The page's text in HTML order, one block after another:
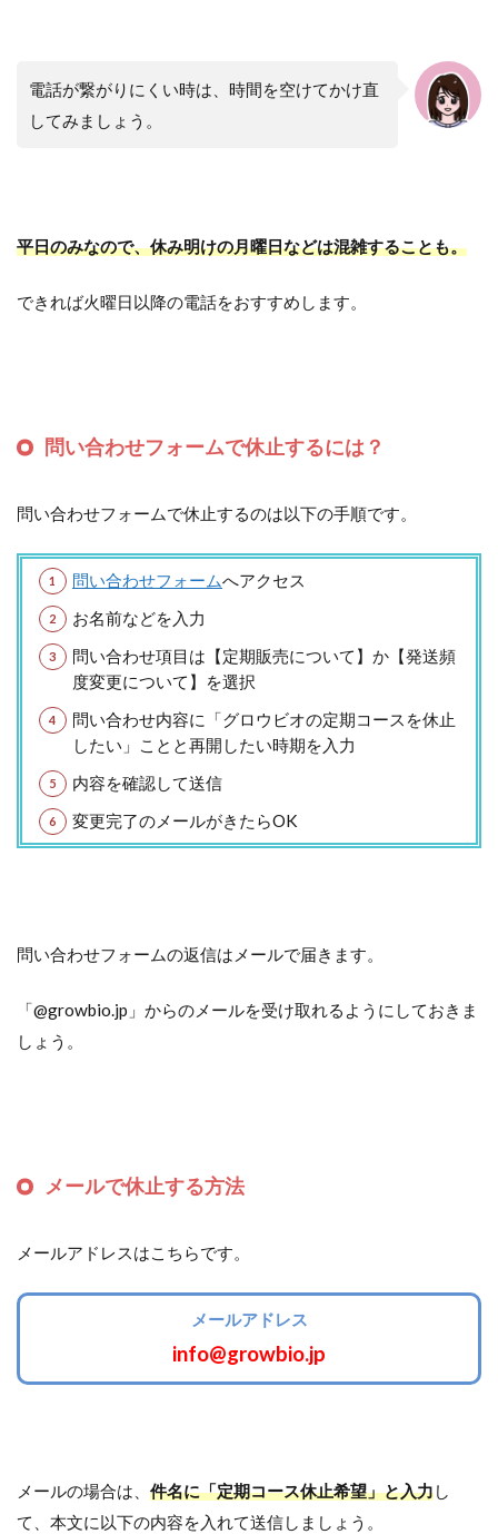
電話が繋がりにくい時は、時間を空けてかけ直
してみましょう。
平日のみなので、休み明けの月曜日などは混雑することも。
できれば火曜日以降の電話をおすすめします。
問い合わせフォームで休止するには？
問い合わせフォームで休止するのは以下の手順です。
問い合わせフォームへアクセス
お名前などを入力
問い合わせ項目は【定期販売について】か【発送頻
度変更について】を選択
問い合わせ内容に「グロウビオの定期コースを休止
したい」ことと再開したい時期を入力
内容を確認して送信
変更完了のメールがきたらOK
問い合わせフォームの返信はメールで届きます。
「@growbio.jp」からのメールを受け取れるようにしておきま
しょう。
メールで休止する方法
メールアドレスはこちらです。
メールアドレス
info@growbio.jp
メールの場合は、 件名に「定期コース休止希望」と入力し
て、本文に以下の内容を入れて送信しましょう。